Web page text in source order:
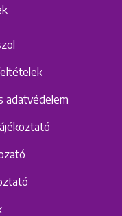
adatvédelem